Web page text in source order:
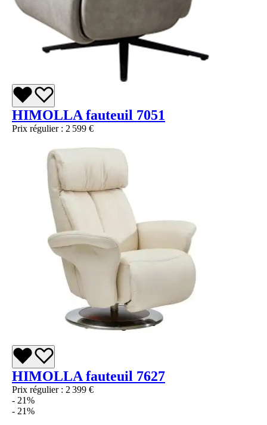
HIMOLLA fauteuil 7051
Prix régulier : 2 599 €
HIMOLLA fauteuil 7627
Prix régulier : 2 399 €
- 21%
- 21%